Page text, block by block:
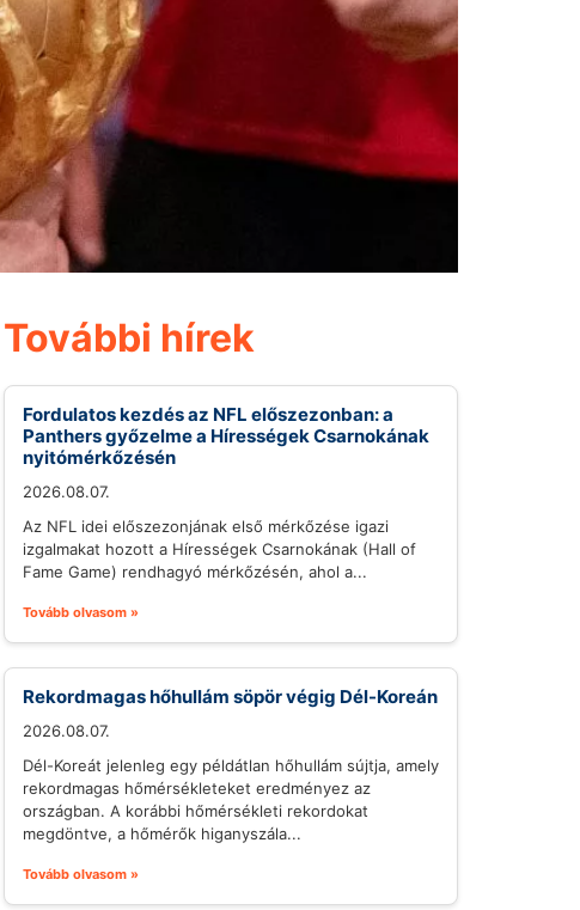
További hírek
Fordulatos kezdés az NFL előszezonban: a
Panthers győzelme a Hírességek Csarnokának
nyitómérkőzésén
2026.08.07.
Az NFL idei előszezonjának első mérkőzése igazi
izgalmakat hozott a Hírességek Csarnokának (Hall of
Fame Game) rendhagyó mérkőzésén, ahol a...
Tovább olvasom »
Rekordmagas hőhullám söpör végig Dél-Koreán
2026.08.07.
Dél-Koreát jelenleg egy példátlan hőhullám sújtja, amely
rekordmagas hőmérsékleteket eredményez az
országban. A korábbi hőmérsékleti rekordokat
megdöntve, a hőmérők higanyszála...
Tovább olvasom »